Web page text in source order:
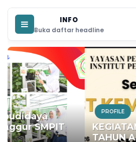
INFO
Buka daftar headline
PROFILE
KEGIATAN TKA SMP IT
TAHUN AJARAN 2025 -